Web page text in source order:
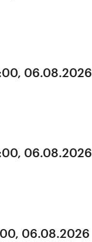
06.08.2026
06.08.2026
06.08.2026